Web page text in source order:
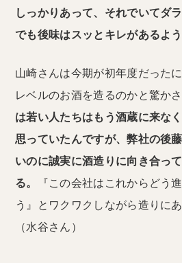
しっかりあって、それでいてダ
でも後味はスッとキレがあるよ
山崎さんは今期が初年度だった
レベルのお酒を造るのかと驚かさ
は若い人たちはもう酒蔵に来な
思っていたんですが、弊社の後
いのに誠実に酒造りに向き合っ
る。
『この会社はこれからどう
う』とワクワクしながら造りに
（水谷さん）